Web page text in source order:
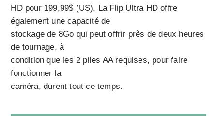
HD pour 199,99$ (US). La Flip Ultra HD offre
également une capacité de
stockage de 8Go qui peut offrir près de deux heures
de tournage, à
condition que les 2 piles AA requises, pour faire
fonctionner la
caméra, durent tout ce temps.